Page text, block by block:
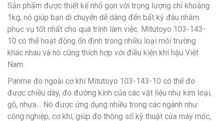
Sản phẩm được thiết kế nhỏ gọn với trọng lượng chỉ khoảng
1kg, nó giúp bạn di chuyển dễ dàng đến bất kỳ đâu nhằm
phục vụ tốt nhất cho quá trình làm việc. Mitutoyo 103-143-
10 có thể hoạt động ổn định trong nhiều loại môi trường
khác nhau và nó cũng thích hợp với điều kiện khí hậu Việt
Nam.
Panme đo ngoài cơ khí Mitutoyo 103-143-10 có thể đo
được chiều dày, đo đường kính của các vật liệu như kim loại,
gỗ, nhựa… Nó được ứng dụng nhiều trong các ngành như
công nghiệp, cơ khí, giúp đo thông số kỹ thuật của máy móc,